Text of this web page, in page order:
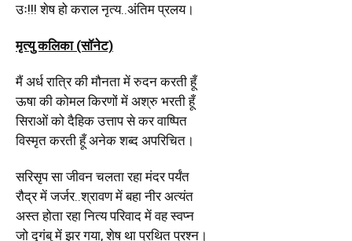
उः!!! शेष हो कराल नृत्य..अंतिम प्रलय।
मृत्यु कलिका (सॉनेट)
मैं अर्ध रात्रि की मौनता में रुदन करती हूँ
ऊषा की कोमल किरणों में अश्रु भरती हूँ
सिराओं को दैहिक उत्ताप से कर वाष्पित
विस्मृत करती हूँ अनेक शब्द अपरिचित।
सरिसृप सा जीवन चलता रहा मंदर पर्यंत
रौद्र में जर्जर..श्रावण में बहा नीर अत्यंत
अस्त होता रहा नित्य परिवाद में वह स्वप्न
जो दृगंबु में झर गया, शेष था प्रथित प्रश्न।